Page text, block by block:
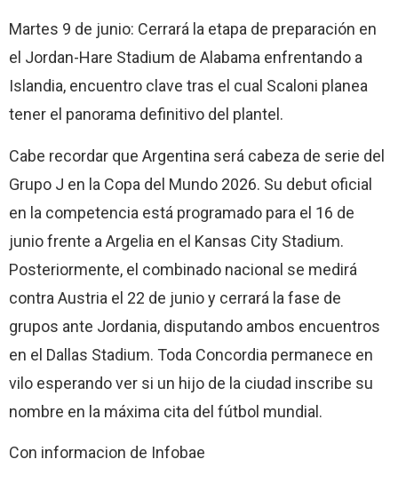
Martes 9 de junio: Cerrará la etapa de preparación en
el Jordan-Hare Stadium de Alabama enfrentando a
Islandia, encuentro clave tras el cual Scaloni planea
tener el panorama definitivo del plantel.
Cabe recordar que Argentina será cabeza de serie del
Grupo J en la Copa del Mundo 2026. Su debut oficial
en la competencia está programado para el 16 de
junio frente a Argelia en el Kansas City Stadium.
Posteriormente, el combinado nacional se medirá
contra Austria el 22 de junio y cerrará la fase de
grupos ante Jordania, disputando ambos encuentros
en el Dallas Stadium. Toda Concordia permanece en
vilo esperando ver si un hijo de la ciudad inscribe su
nombre en la máxima cita del fútbol mundial.
Con informacion de Infobae